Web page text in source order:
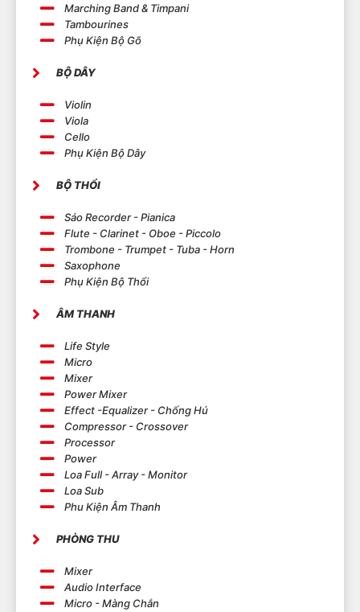
Marching Band & Timpani
Tambourines
Phụ Kiện Bộ Gõ
BỘ DÂY
Violin
Viola
Cello
Phụ Kiện Bộ Dây
BỘ THỔI
Sáo Recorder - Pianica
Flute - Clarinet - Oboe - Piccolo
Trombone - Trumpet - Tuba - Horn
Saxophone
Phụ Kiện Bộ Thổi
ÂM THANH
Life Style
Micro
Mixer
Power Mixer
Effect -Equalizer - Chống Hú
Compressor - Crossover
Processor
Power
Loa Full - Array - Monitor
Loa Sub
Phu Kiện Âm Thanh
PHÒNG THU
Mixer
Audio Interface
Micro - Màng Chắn